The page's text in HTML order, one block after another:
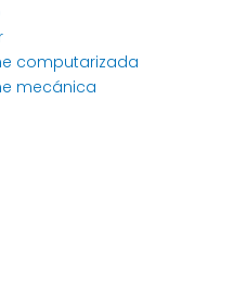
computarizada
mecánica